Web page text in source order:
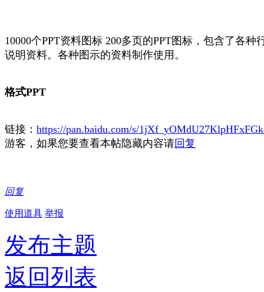
10000个PPT资料图标 200多页的PPT图标，包含了各
说明资料。各种图示的资料制作使用。
格式PPT
链接： https://pan.baidu.com/s/
游客，如果您要查看本帖隐藏内容请回复
回复
使用道具 举报
发布主题
返回列表